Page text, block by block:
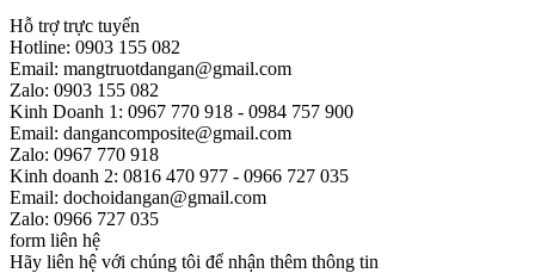
Hỗ trợ trực tuyến
Hotline: 0903 155 082
Email: mangtruotdangan@gmail.com
Zalo: 0903 155 082
Kinh Doanh 1: 0967 770 918 - 0984 757 900
Email: dangancomposite@gmail.com
Zalo: 0967 770 918
Kinh doanh 2: 0816 470 977 - 0966 727 035
Email: dochoidangan@gmail.com
Zalo: 0966 727 035
form liên hệ
Hãy liên hệ với chúng tôi để nhận thêm thông tin